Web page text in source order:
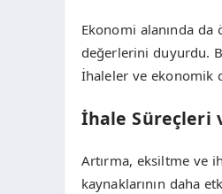
Ekonomi alanında
değerlerini duyurdu.
İhaleler ve ekonomik
İhale Süreçleri
Artırma, eksiltme ve
kaynaklarının daha